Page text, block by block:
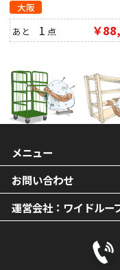
大阪
あと 1 点 ￥
メニュー
お問い合わせ
運営会社：ワイドルー